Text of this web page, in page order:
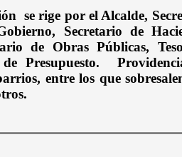
se rige por el Alcalde,
Secretario de
de Obras Públicas,
Presupuesto.
entre los que